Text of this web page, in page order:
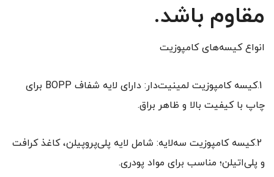
مقاوم باشد.
انواع کیسه‌های کامپوزیت
1.کیسه کامپوزیت لمینیت‌دار: دارای لایه شفاف BOPP برای
چاپ با کیفیت بالا و ظاهر براق.
2.کیسه کامپوزیت سه‌لایه: شامل لایه پلی‌پروپیلن، کاغذ کرافت
و پلی‌اتیلن؛ مناسب برای مواد پودری.